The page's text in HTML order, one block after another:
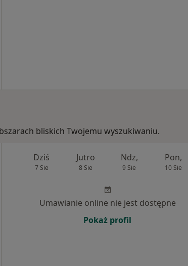
bliskich Twojemu wyszukiwaniu.
Dziś
7 Sie
Jutro
8 Sie
Ndz,
9 Sie
Pon,
10 Sie
Umawianie online nie jest dostępne
Pokaż profil